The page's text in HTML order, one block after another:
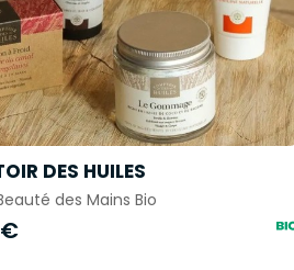
DES HUILES
des Mains Bio